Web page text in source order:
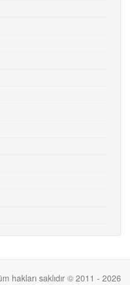
hakları saklıdır © 2011 - 2026